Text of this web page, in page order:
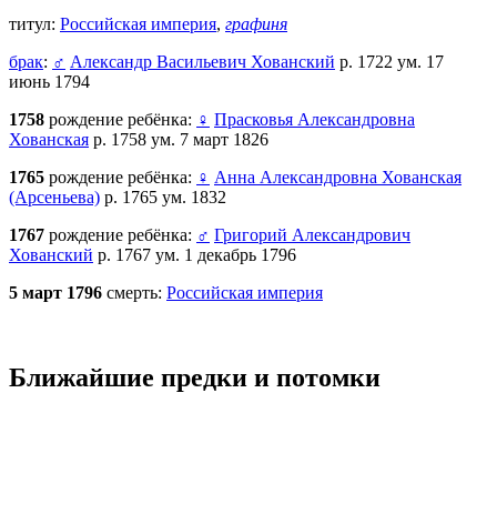
титул: Российская империя, графиня
брак: ♂ Александр Васильевич Хованский р. 1722 ум. 17
июнь 1794
1758 рождение ребёнка: ♀ Прасковья Александровна
Хованская р. 1758 ум. 7 март 1826
1765 рождение ребёнка: ♀ Анна Александровна Хованская
(Арсеньева) р. 1765 ум. 1832
1767 рождение ребёнка: ♂ Григорий Александрович
Хованский р. 1767 ум. 1 декабрь 1796
5 март 1796 смерть: Российская империя
Ближайшие предки и потомки